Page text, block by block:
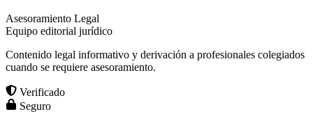
Asesoramiento Legal
Equipo editorial jurídico
Contenido legal informativo y derivación a profesionales colegiados
cuando se requiere asesoramiento.
Verificado
Seguro